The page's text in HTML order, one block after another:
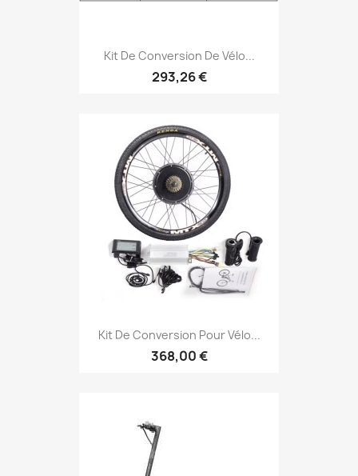
Kit De Conversion De Vélo...
293,26 €
Kit De Conversion Pour Vélo...
368,00 €